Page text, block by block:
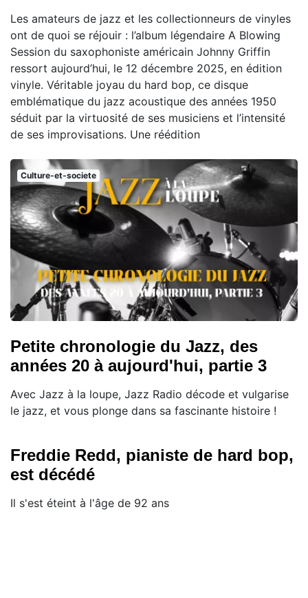
Les amateurs de jazz et les collectionneurs de vinyles
ont de quoi se réjouir : l’album légendaire A Blowing
Session du saxophoniste américain Johnny Griffin
ressort aujourd’hui, le 12 décembre 2025, en édition
vinyle. Véritable joyau du hard bop, ce disque
emblématique du jazz acoustique des années 1950
séduit par la virtuosité de ses musiciens et l’intensité
de ses improvisations. Une réédition
Culture-et-societe
Petite chronologie du Jazz, des
années 20 à aujourd'hui, partie 3
Avec Jazz à la loupe, Jazz Radio décode et vulgarise
le jazz, et vous plonge dans sa fascinante histoire !
Freddie Redd, pianiste de hard bop,
est décédé
Il s'est éteint à l'âge de 92 ans